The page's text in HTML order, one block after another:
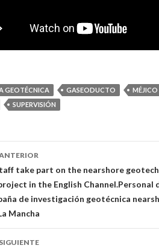
GEOTÉCNICA GASEODUCTO MÉJICO
SUPERVISIÓN
take part on the nearshore
in the English Channel.Personal
de investigación geotécnica
Mancha